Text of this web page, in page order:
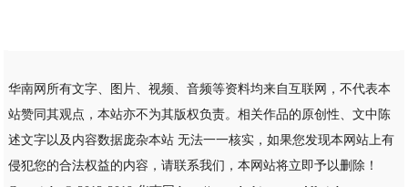
华南网所有文字、图片、视频、音频等资料均来自互联网，不代表本
站赞同其观点，本站亦不为其版权负责。相关作品的原创性、文中陈
述文字以及内容数据庞杂本站 无法一一核实，如果您发现本网站上有
侵犯您的合法权益的内容，请联系我们，本网站将立即予以删除！